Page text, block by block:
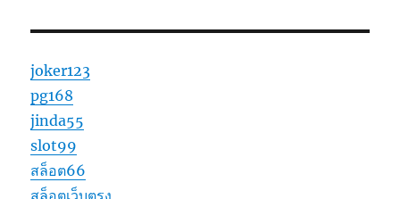
joker123
pg168
jinda55
slot99
สล็อต66
สล็อตเว็บตรง